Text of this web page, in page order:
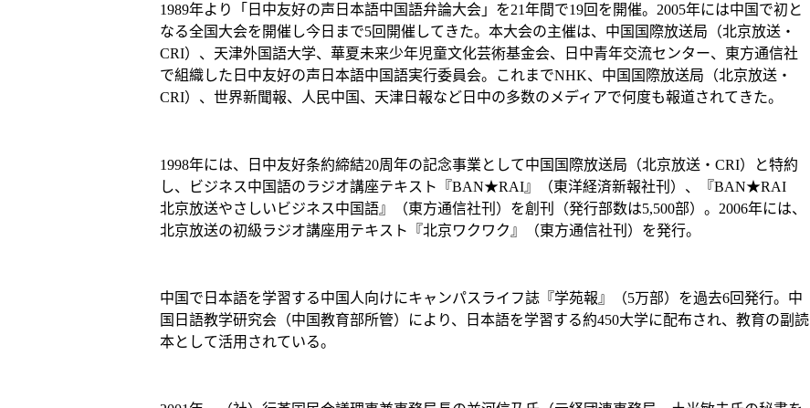
1989年より「日中友好の声日本語中国語弁論大会」を21年間で19回を開催。2005年には中国で初と
なる全国大会を開催し今日まで5回開催してきた。本大会の主催は、中国国際放送局（北京放送・
CRI）、天津外国語大学、華夏未来少年児童文化芸術基金会、日中青年交流センター、東方通信社
で組織した日中友好の声日本語中国語実行委員会。これまでNHK、中国国際放送局（北京放送・
CRI）、世界新聞報、人民中国、天津日報など日中の多数のメディアで何度も報道されてきた。
1998年には、日中友好条約締結20周年の記念事業として中国国際放送局（北京放送・CRI）と特約
し、ビジネス中国語のラジオ講座テキスト『BAN★RAI』（東洋経済新報社刊）、『BAN★RAI
北京放送やさしいビジネス中国語』（東方通信社刊）を創刊（発行部数は5,500部）。2006年には、
北京放送の初級ラジオ講座用テキスト『北京ワクワク』（東方通信社刊）を発行。
中国で日本語を学習する中国人向けにキャンパスライフ誌『学苑報』（5万部）を過去6回発行。中
国日語教学研究会（中国教育部所管）により、日本語を学習する約450大学に配布され、教育の副読
本として活用されている。